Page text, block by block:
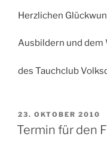
Herzlichen
Ausbildern und dem
des Tauchclub
VERÖFFENTLICHT
AM
23. OKTOBER 2010
Termin für den